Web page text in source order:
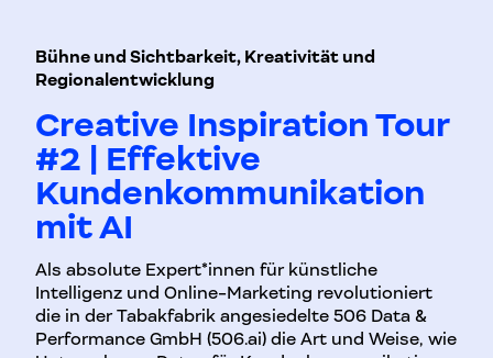
Bühne und Sichtbarkeit, Kreativität und
Regionalentwicklung
Creative Inspiration Tour
#2 | Effektive
Kundenkommunikation
mit AI
Als absolute Expert*innen für künstliche
Intelligenz und Online-Marketing revolutioniert
die in der Tabakfabrik angesiedelte 506 Data &
Performance GmbH (506.ai) die Art und Weise, wie